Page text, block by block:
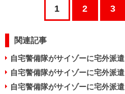
1 2 3
関連記事
自宅警備隊がサイゾーに宅外派遣
自宅警備隊がサイゾーに宅外派遣
自宅警備隊がサイゾーに宅外派遣